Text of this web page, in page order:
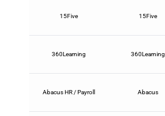
15Five 15Five
360Learning 360Learning
Abacus HR / Payroll Abacus